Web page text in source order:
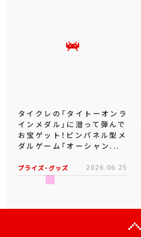
タイクレの「タイトーオンラ
インメダル」に潜って弾んで
お宝ゲット！ピンパネル型メ
ダルゲーム「オーシャン...
プライズ・グッズ 2026.06.25